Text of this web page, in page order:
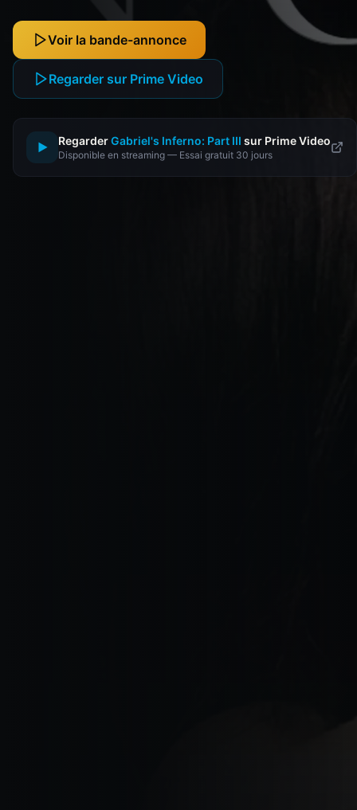
Voir la bande-annonce
Regarder sur Prime Video
▶ RegarderGabriel's Inferno: Part III sur Prime Video
Disponible en streaming — Essai gratuit 30 jours